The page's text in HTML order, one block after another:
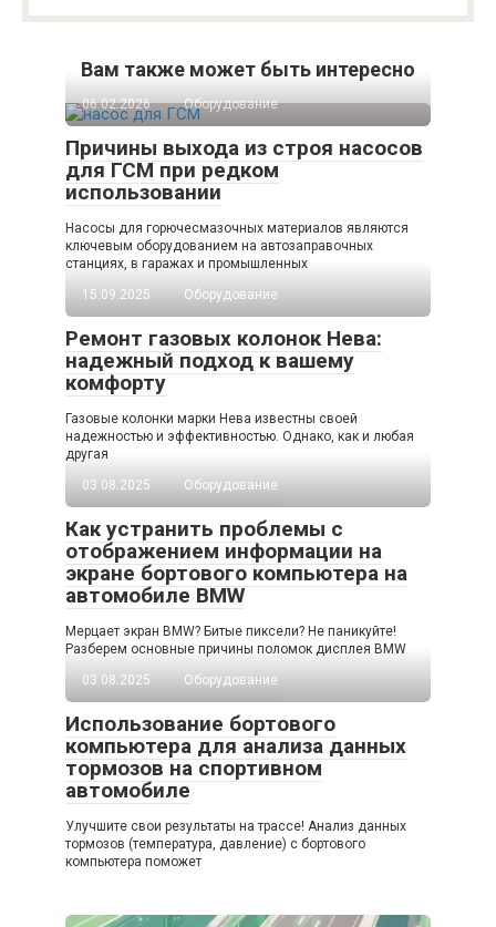
Вам также может быть интересно
06.02.2026 Оборудование
Причины выхода из строя насосов
для ГСМ при редком
использовании
Насосы для горючесмазочных материалов являются
ключевым оборудованием на автозаправочных
станциях, в гаражах и промышленных
15.09.2025
Оборудование
Ремонт газовых колонок Нева:
надежный подход к вашему
комфорту
Газовые колонки марки Нева известны своей
надежностью и эффективностью. Однако, как и любая
другая
03.08.2025
Оборудование
Как устранить проблемы с
отображением информации на
экране бортового компьютера на
автомобиле BMW
Мерцает экран BMW? Битые пиксели? Не паникуйте!
Разберем основные причины поломок дисплея BMW
03.08.2025
Оборудование
Использование бортового
компьютера для анализа данных
тормозов на спортивном
автомобиле
Улучшите свои результаты на трассе! Анализ данных
тормозов (температура, давление) с бортового
компьютера поможет